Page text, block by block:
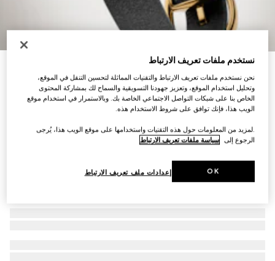
SAR 9,950
نستخدم ملفات تعريف الارتباط
نحن نستخدم ملفات تعريف الارتباط والتقنيات المماثلة لتحسين التنقل في الموقع،
وتحليل استخدام الموقع، وتعزيز جهودنا التسويقية والسماح لك بمشاركة المحتوى
الخاص بنا على شبكات التواصل الاجتماعي الخاصة بك. وبالاستمرار في استخدام موقع
الويب هذا، فإنك توافق على شروط الاستخدام هذه.
.لمزيد من المعلومات حول هذه التقنيات واستخدامها على موقع الويب هذا، يُرجى
الرجوع إلى سياسة ملفات تعريف الارتباط
إعدادات ملف تعريف الارتباط OK